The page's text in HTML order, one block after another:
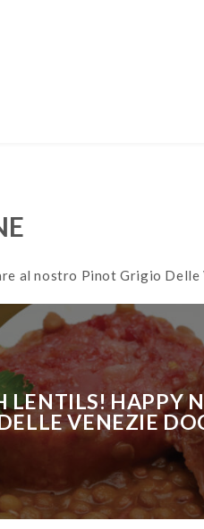
al nostro Pinot Grigio Delle
LENTILS! HAPPY
VENEZIE